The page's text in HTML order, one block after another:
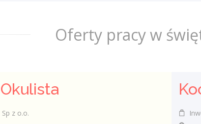
Oferty pracy w
z o.o.